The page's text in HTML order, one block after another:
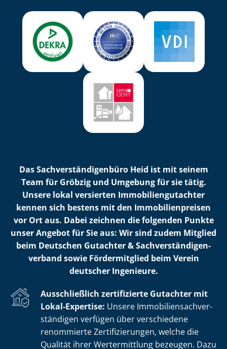
Das Sach­ver­stän­di­gen­bü­ro Heid ist mit seinem
Team für Gröbzig und Umgebung für sie tätig.
Unsere lokal versierten Im­mo­bi­li­en­gut­ach­ter
kennen sich bestens mit den Im­mo­bi­li­en­prei­sen
vor Ort aus. Dabei zeichnen die folgenden Punkte
unser Angebot für Sie aus: Wir sind zudem Mitglied
beim Deutschen Gutachter & Sach­ver­stän­di­gen­
ver­band sowie Fördermitglied beim Verein
deutscher Ingenieure.
Ausschließlich zertifizierte Gutachter mit
Lokal-Expertise: Unsere Im­mo­bi­li­en­sach­ver­
stän­di­gen verfügen über verschiedene
renommierte Zer­ti­fi­zie­run­gen, welche die
Qualität ihrer Wertermittlung bezeugen. Dazu